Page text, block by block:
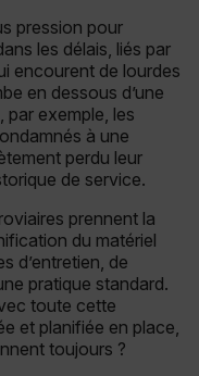
pression pour
les délais, liés par
encourent de lourdes
en dessous d’une
exemple, les
à une
perdu leur
de service.
prennent la
du matériel
d’entretien, de
pratique standard.
toute cette
et planifiée en place,
toujours ?